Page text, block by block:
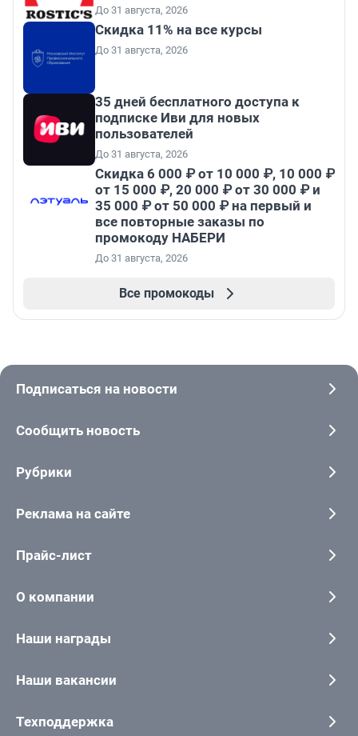
До 31 августа, 2026
Скидка 11% на все курсы
До 31 августа, 2026
35 дней бесплатного доступа к
подписке Иви для новых
пользователей
До 31 августа, 2026
Скидка 6 000 ₽ от 10 000 ₽, 10 000 ₽
от 15 000 ₽, 20 000 ₽ от 30 000 ₽ и
35 000 ₽ от 50 000 ₽ на первый и
все повторные заказы по
промокоду НАБЕРИ
До 31 августа, 2026
Все промокоды
Подписаться на новости
Сообщить новость
Рубрики
Реклама на сайте
Прайс-лист
О компании
Наши награды
Наши вакансии
Техподдержка